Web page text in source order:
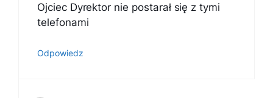
Ojciec Dyrektor nie postarał się z tymi
telefonami
Odpowiedz